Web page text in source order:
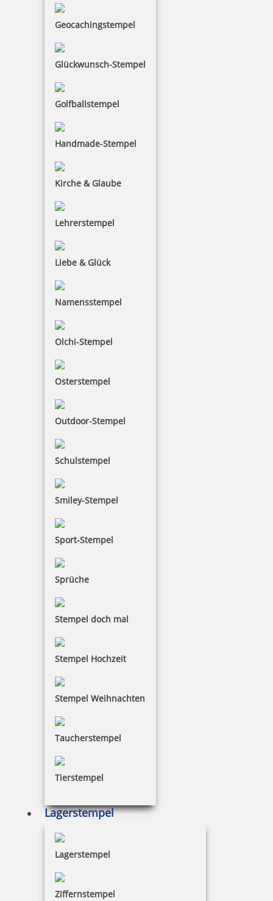
Geocachingstempel
Glückwunsch-Stempel
Golfballstempel
Handmade-Stempel
Kirche & Glaube
Lehrerstempel
Liebe & Glück
Namensstempel
Olchi-Stempel
Osterstempel
Outdoor-Stempel
Schulstempel
Smiley-Stempel
Sport-Stempel
Sprüche
Stempel doch mal
Stempel Hochzeit
Stempel Weihnachten
Taucherstempel
Tierstempel
Lagerstempel
Lagerstempel
Ziffernstempel
Trodat Professional 5474 Mehrfarbiger Stempel
Jetzt gestalten
Trodat Printy 4750/L2 4.0 Datumstempel BEZAHLT 39 x 22 mm
32,83 €
Trodat Professional 5480 Mehrfarbiger Stempel
Jetzt gestalten